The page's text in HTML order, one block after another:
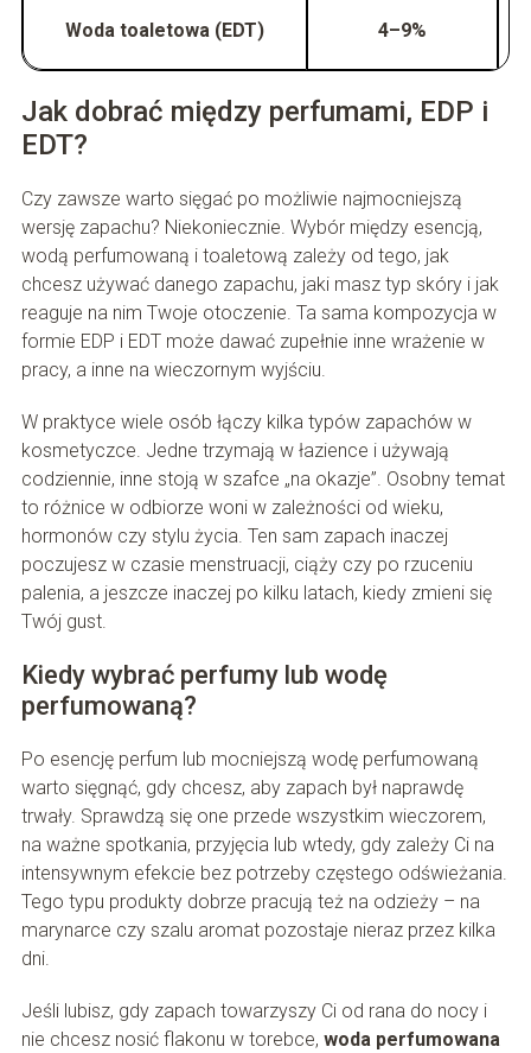
Woda toaletowa (EDT) 4–9%
Jak dobrać między perfumami, EDP i
EDT?
Czy zawsze warto sięgać po możliwie najmocniejszą
wersję zapachu? Niekoniecznie. Wybór między esencją,
wodą perfumowaną i toaletową zależy od tego, jak
chcesz używać danego zapachu, jaki masz typ skóry i jak
reaguje na nim Twoje otoczenie. Ta sama kompozycja w
formie EDP i EDT może dawać zupełnie inne wrażenie w
pracy, a inne na wieczornym wyjściu.
W praktyce wiele osób łączy kilka typów zapachów w
kosmetyczce. Jedne trzymają w łazience i używają
codziennie, inne stoją w szafce „na okazje”. Osobny temat
to różnice w odbiorze woni w zależności od wieku,
hormonów czy stylu życia. Ten sam zapach inaczej
poczujesz w czasie menstruacji, ciąży czy po rzuceniu
palenia, a jeszcze inaczej po kilku latach, kiedy zmieni się
Twój gust.
Kiedy wybrać perfumy lub wodę
perfumowaną?
Po esencję perfum lub mocniejszą wodę perfumowaną
warto sięgnąć, gdy chcesz, aby zapach był naprawdę
trwały. Sprawdzą się one przede wszystkim wieczorem,
na ważne spotkania, przyjęcia lub wtedy, gdy zależy Ci na
intensywnym efekcie bez potrzeby częstego odświeżania.
Tego typu produkty dobrze pracują też na odzieży – na
marynarce czy szalu aromat pozostaje nieraz przez kilka
dni.
Jeśli lubisz, gdy zapach towarzyszy Ci od rana do nocy i
nie chcesz nosić flakonu w torebce, woda perfumowana